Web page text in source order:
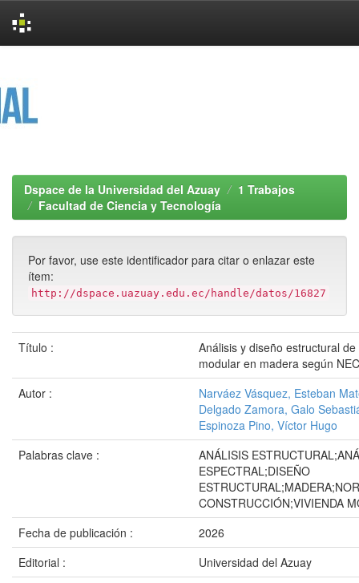
Dspace de la Universidad del Azuay
1 Trabajos
Facultad de Ciencia y Tecnología
Por favor, use este identificador para citar o enlazar este
ítem:
http://dspace.uazuay.edu.ec/handle/datos/16827
Título :
Análisis y diseño estructural
modular en madera según
Autor :
Narváez Vásquez, Esteban
Delgado Zamora, Galo
Espinoza Pino, Víctor Hugo
Palabras clave :
ANÁLISIS
ESPECTRAL;DISEÑO
CONSTRUCCIÓN;VIVIENDA
Fecha de publicación :
2026
Editorial :
Universidad del Azuay